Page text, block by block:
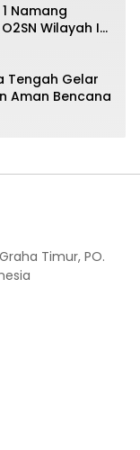
Namang
Wilayah I
Tengah Gelar
Aman Bencana
Timur, PO.